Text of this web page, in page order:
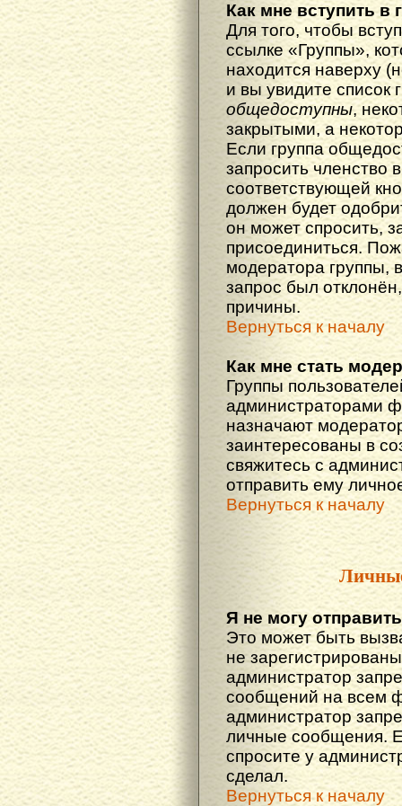
Как мне вступить в
Для того, чтобы
ссылке «Группы»,
находится наверху
и вы увидите список
общедоступны,
закрытыми, а
Если группа
запросить членство
соответствующей
должен будет
он может спросить,
присоединиться.
модератора группы,
запрос был
причины.
Вернуться к началу
Как мне стать
Группы
администраторами
назначают
заинтересованы в
свяжитесь с
отправить ему
Вернуться к началу
Я не могу
Это может быть
не
администратор
сообщений на всем
администратор
личные сообщения.
спросите у
сделал.
Вернуться к началу